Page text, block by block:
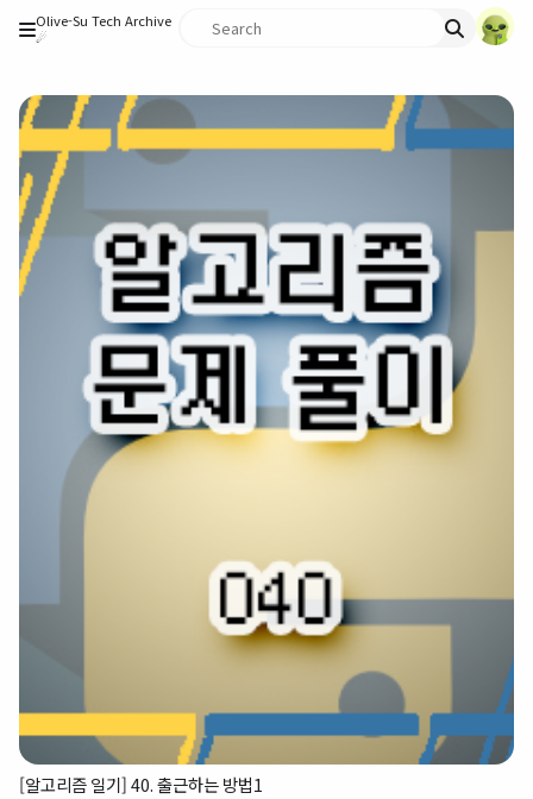
Olive-Su Tech Archive
☄︎
[알고리즘 일기] 40. 출근하는 방법1